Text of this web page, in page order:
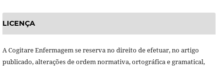
LICENÇA
A Cogitare Enfermagem se reserva no direito de efetuar, no artigo
publicado, alterações de ordem normativa, ortográfica e gramatical,